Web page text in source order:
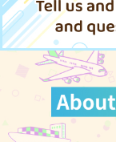
雨音と、君と。
黒糖書房
呪術廻戦
五条悟
虎杖悠仁
七海建人
サンプル
カート